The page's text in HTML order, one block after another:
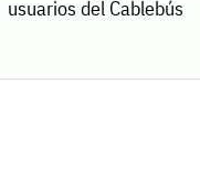
usuarios del Cablebús